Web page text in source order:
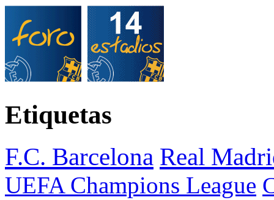
Etiquetas
F.C. Barcelona Real
UEFA Champions League